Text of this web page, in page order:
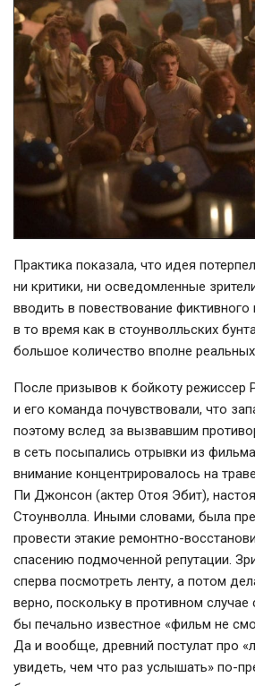
Практика показала, что идея
ни критики, ни осведомленные
вводить в повествование фиктивного
в то время как в стоунволльских
большое количество вполне
После призывов к бойкоту режиссер
и его команда почувствовали, что
поэтому вслед за вызвавшим
в сеть посыпались отрывки из
внимание концентрировалось на
Пи Джонсон (актер Отоя Эбит),
Стоунволла. Иными словами, была
провести этакие ремонтно-
спасению подмоченной репутации.
сперва посмотреть ленту, а потом
верно, поскольку в противном случае
бы печально известное «фильм не
Да и вообще, древний постулат про
увидеть, чем что раз услышать» по-